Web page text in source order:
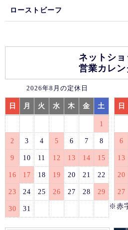
ローストビーフ
ネットショ
営業カレン
2026年8月の定休日
日 月 火 水 木 金 土
1
2 3 4 5 6 7 8
9 10 11 12 13 14 15
16 17 18 19 20 21 22
23 24 25 26 27 28 29
30 31
日
6
13
20
27
※赤